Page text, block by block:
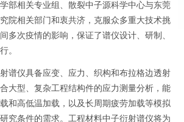
部相关专业组、散裂中子源科学中心与东莞
院相关部门和衷共济，克服众多重大技术挑
多次疫情的影响，保证了谱仪设计、研制、
。
仪具备应变、应力、织构和布拉格边透射
大型、复杂工程结构件的应力测量分析，能
和高低温加载，以及长周期疲劳加载等模拟
究条件的需求。工程材料中子衍射谱仪将为